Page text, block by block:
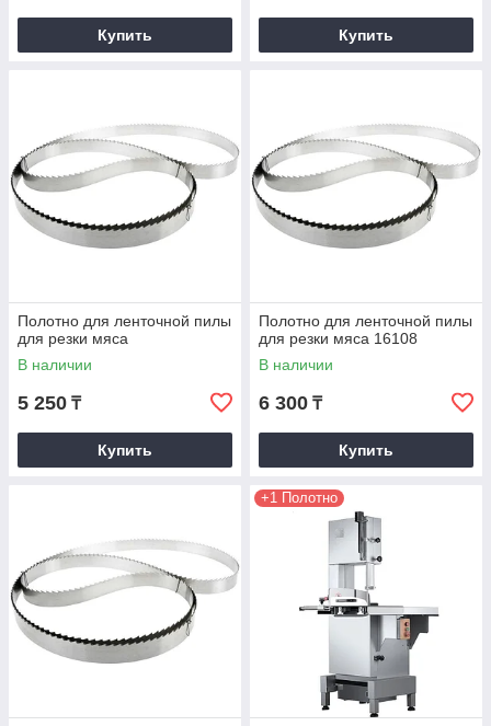
Купить Купить
Полотно для ленточной пилы
для резки мяса
В наличии
5 250 ₸
Купить
Полотно для ленточной пилы
для резки мяса 16108
В наличии
6 300 ₸
Купить
+1 Полотно